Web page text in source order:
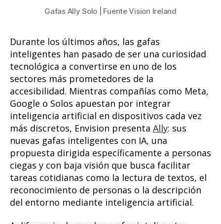
Gafas Ally Solo | Fuente Vision Ireland
Durante los últimos años, las gafas
inteligentes han pasado de ser una curiosidad
tecnológica a convertirse en uno de los
sectores más prometedores de la
accesibilidad. Mientras compañías como Meta,
Google o Solos apuestan por integrar
inteligencia artificial en dispositivos cada vez
más discretos, Envision presenta Ally: sus
nuevas gafas inteligentes con IA, una
propuesta dirigida específicamente a personas
ciegas y con baja visión que busca facilitar
tareas cotidianas como la lectura de textos, el
reconocimiento de personas o la descripción
del entorno mediante inteligencia artificial.